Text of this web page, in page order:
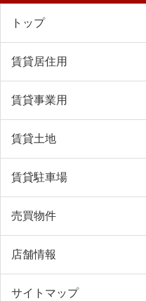
トップ
賃貸居住用
賃貸事業用
賃貸土地
賃貸駐車場
売買物件
店舗情報
サイトマップ